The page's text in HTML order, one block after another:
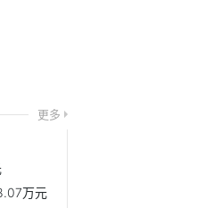
更多
万元